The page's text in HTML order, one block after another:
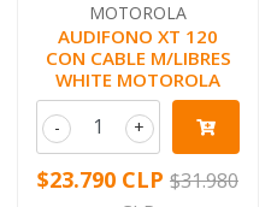
MOTOROLA
AUDIFONO XT 120
CON CABLE M/LIBRES
WHITE MOTOROLA
+
-
$23.790 CLP $31.980